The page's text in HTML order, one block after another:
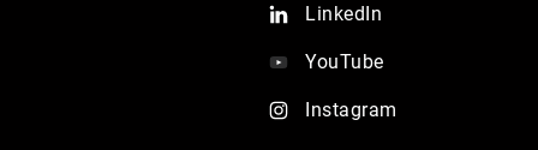
LinkedIn
YouTube
Instagram